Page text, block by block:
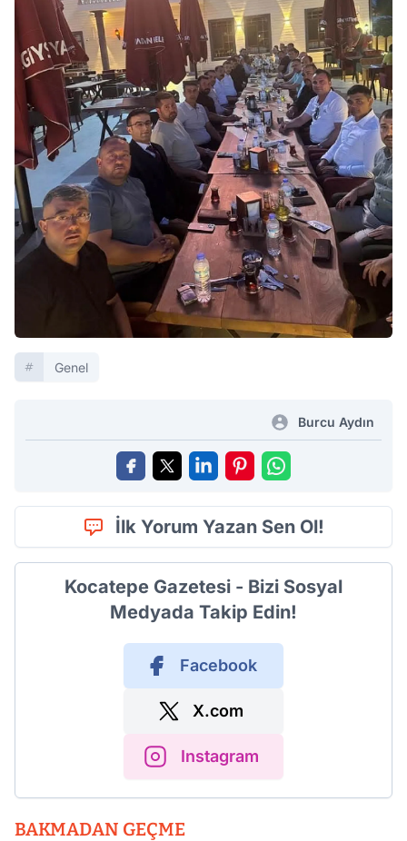
Genel
Burcu Aydın
İlk Yorum Yazan Sen Ol!
Kocatepe Gazetesi - Bizi Sosyal
Medyada Takip Edin!
Facebook
X.com
Instagram
BAKMADAN GEÇME